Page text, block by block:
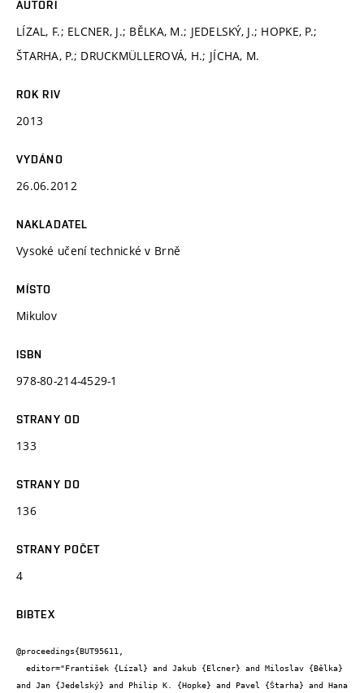
AUTOŘI
LÍZAL, F.; ELCNER, J.; BĚLKA, M.; JEDELSKÝ, J.; HOPKE, P.;
ŠTARHA, P.; DRUCKMÜLLEROVÁ, H.; JÍCHA, M.
ROK RIV
2013
VYDÁNO
26.06.2012
NAKLADATEL
Vysoké učení technické v Brně
MÍSTO
Mikulov
ISBN
978-80-214-4529-1
STRANY OD
133
STRANY DO
136
STRANY POČET
4
BIBTEX
@proceedings{BUT95611,
and Jan {Jedelský} and Philip K. {Hopke} and Pavel {Štarha} and Hana